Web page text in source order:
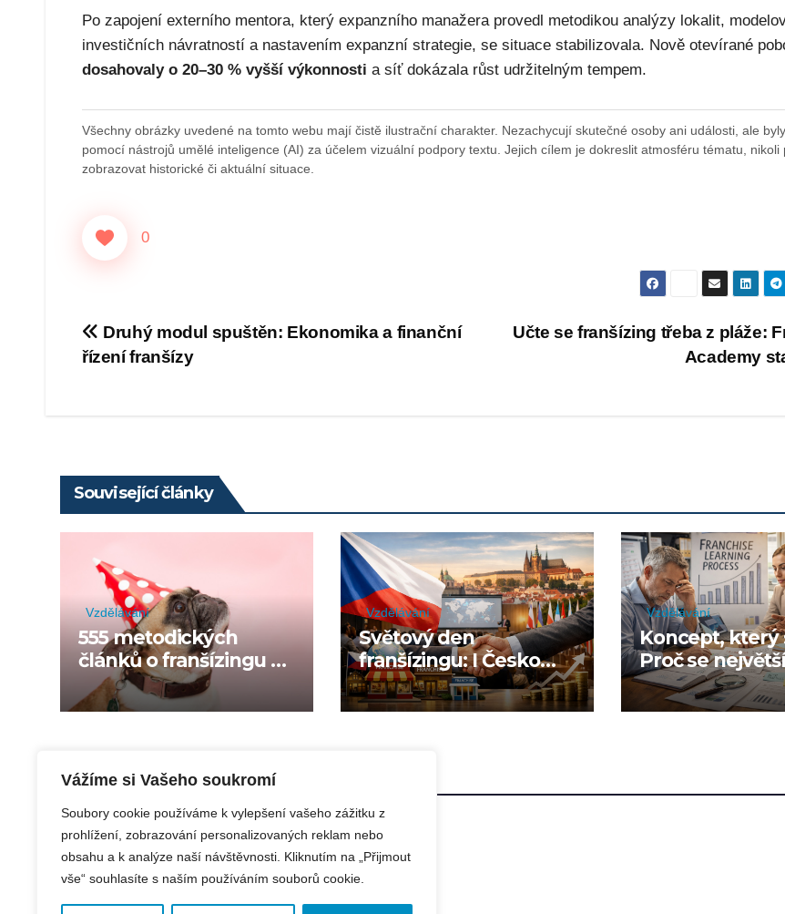
Vážíme si Vašeho soukromí
Soubory cookie používáme k vylepšení vašeho zážitku z
prohlížení, zobrazování personalizovaných reklam nebo
obsahu a k analýze naší návštěvnosti. Kliknutím na „Přijmout
vše“ souhlasíte s naším používáním souborů cookie.
Po zapojení externího mentora, který expanzního manažera provedl metodikou analýzy lokalit,
investičních návratností a nastavením expanzní strategie, se situace stabilizovala. Nově otevírané
dosahovaly o 20–30 % vyšší výkonnosti a síť dokázala růst udržitelným tempem.
Všechny obrázky uvedené na tomto webu mají čistě ilustrační charakter. Nezachycují skutečné osoby ani události, ale
pomocí nástrojů umělé inteligence (AI) za účelem vizuální podpory textu. Jejich cílem je dokreslit atmosféru tématu, nikoli
zobrazovat historické či aktuální situace.
0
Navigace
Učte se franšízing třeba z pláže:
Academy
Druhý modul spuštěn: Ekonomika a finanční
řízení franšízy
Související články
Vzdělávání
555 metodických
článků o franšízingu a
expanzi
Vzdělávání
Světový den
franšízingu: I Česko
oslaví nový milník
franšízingu
Vzdělávání
Koncept, který
Proč se největší
slabina skrývá
hlavách jejich